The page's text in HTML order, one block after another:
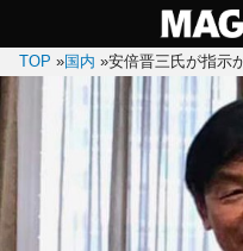
TOP »国内 »安倍晋三氏が指示